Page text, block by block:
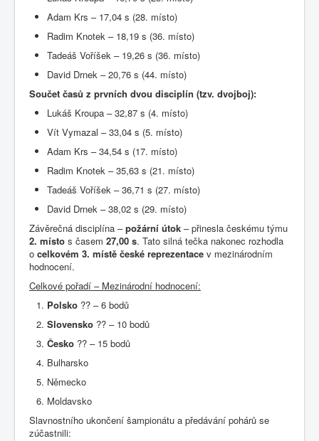
Adam Krs – 17,04 s (28. místo)
Radim Knotek – 18,19 s (36. místo)
Tadeáš Voříšek – 19,26 s (36. místo)
David Drnek – 20,76 s (44. místo)
Součet časů z prvních dvou disciplín (tzv. dvojboj):
Lukáš Kroupa – 32,87 s (4. místo)
Vít Vymazal – 33,04 s (5. místo)
Adam Krs – 34,54 s (17. místo)
Radim Knotek – 35,63 s (21. místo)
Tadeáš Voříšek – 36,71 s (27. místo)
David Drnek – 38,02 s (29. místo)
Závěrečná disciplína –požární útok – přinesla českému týmu
2. místo s časem 27,00 s. Tato silná tečka nakonec rozhodla
o celkovém 3. místě české reprezentace v mezinárodním
hodnocení.
Celkové pořadí – Mezinárodní hodnocení:
Polsko ?? – 6 bodů
Slovensko ?? – 10 bodů
Česko ?? – 15 bodů
Bulharsko
Německo
Moldavsko
Slavnostního ukončení šampionátu a předávání pohárů se
zúčastnili: